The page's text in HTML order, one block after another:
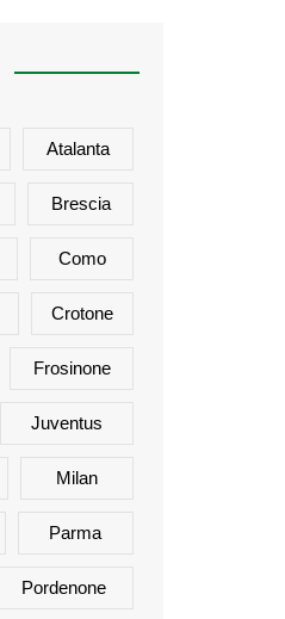
Atalanta
Brescia
Como
Crotone
Frosinone
Juventus
Milan
Parma
Pordenone